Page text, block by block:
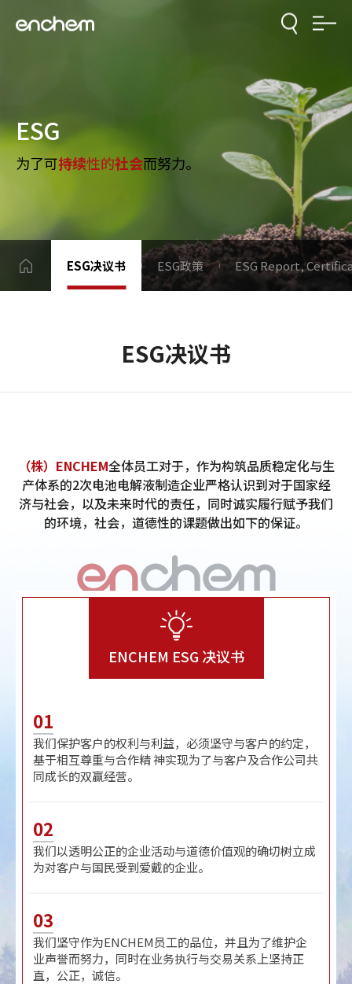
ESG
为了可持续性的社会而努力。
ESG决议书 ESG政策 ESG Report,
ESG决议书
（株）ENCHEM全体员工对于，作为构筑品质稳定化与生
产体系的2次电池电解液制造企业严格认识到对于国家经
济与社会，以及未来时代的责任，同时诚实履行赋予我们
的环境，社会，道德性的课题做出如下的保证。
ENCHEM ESG 决议书
01
我们保护客户的权利与利益，必须坚守与客户的约定，
基于相互尊重与合作精 神实现为了与客户及合作公司共
同成长的双赢经营。
02
我们以透明公正的企业活动与道德价值观的确切树立成
为对客户与国民受到爱戴的企业。
03
我们坚守作为ENCHEM员工的品位，并且为了维护企
业声誉而努力，同时在业务执行与交易关系上坚持正
直，公正，诚信。